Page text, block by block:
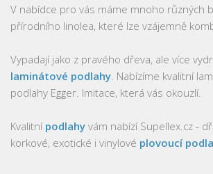
V nabídce pro vás máme mnoho různých
přírodního linolea, které lze vzájemně
Vypadají jako z pravého dřeva, ale více
laminátové podlahy . Nabízíme kvalitní
podlahy Egger. Imitace, která vás okouzlí.
Kvalitní podlahy vám nabízí Supellex.cz -
korkové, exotické i vinylové plovoucí